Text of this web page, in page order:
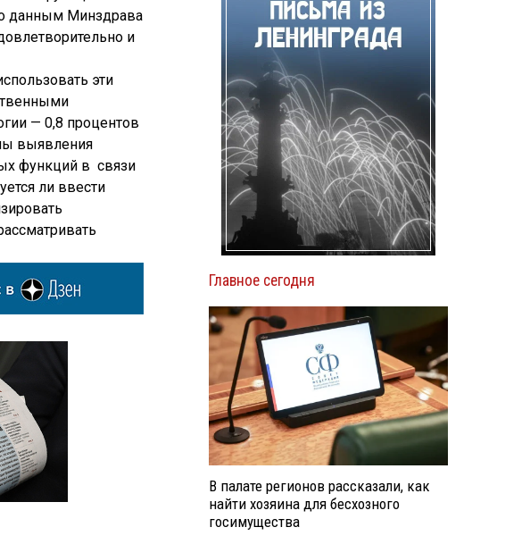
данным Минздрава
и
эти
— 0,8 процентов
выявления
функций в связи
ли ввести
Главное сегодня
В палате регионов рассказали, как
найти хозяина для бесхозного
госимущества